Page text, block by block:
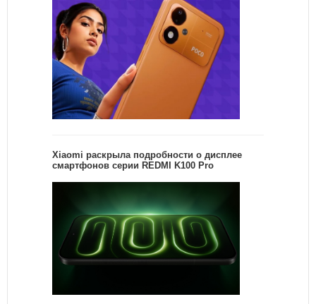
Xiaomi раскрыла подробности о дисплее
смартфонов серии REDMI K100 Pro